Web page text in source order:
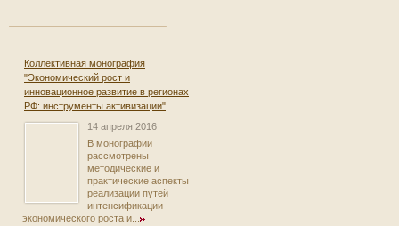
Коллективная монография
"Экономический рост и
инновационное развитие в регионах
РФ: инструменты активизации"
14 апреля 2016
В монографии
рассмотрены
методические и
практические аспекты
реализации путей
интенсификации
экономического роста и...